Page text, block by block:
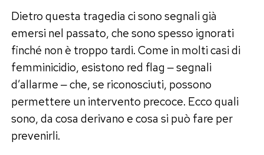
Dietro questa tragedia ci sono segnali già
emersi nel passato, che sono spesso ignorati
finché non è troppo tardi. Come in molti casi di
femminicidio, esistono red flag ‒ segnali
d’allarme ‒ che, se riconosciuti, possono
permettere un intervento precoce. Ecco quali
sono, da cosa derivano e cosa si può fare per
prevenirli.